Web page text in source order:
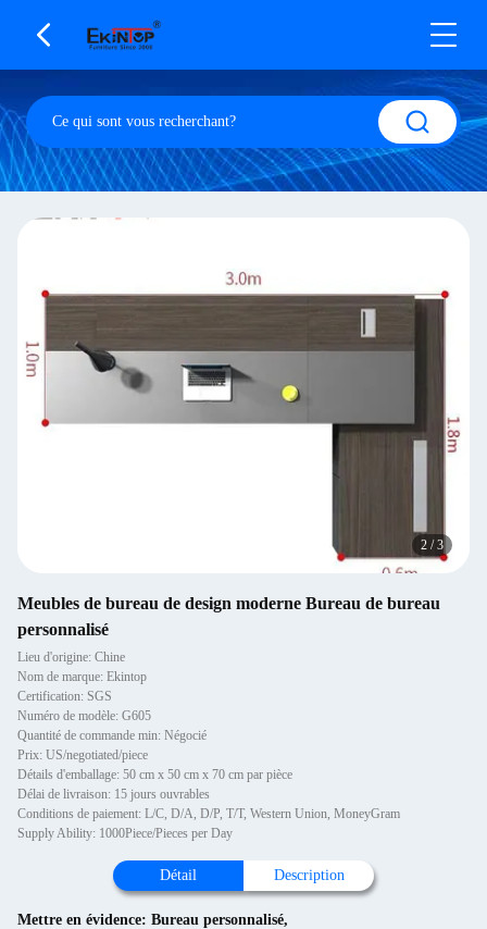
2 /3
Meubles de bureau de design moderne Bureau de bureau
personnalisé
Lieu d'origine: Chine
Nom de marque: Ekintop
Certification: SGS
Numéro de modèle: G605
Quantité de commande min: Négocié
Prix: US/negotiated/piece
Détails d'emballage: 50 cm x 50 cm x 70 cm par pièce
Délai de livraison: 15 jours ouvrables
Conditions de paiement: L/C, D/A, D/P, T/T, Western Union, MoneyGram
Supply Ability: 1000Piece/Pieces per Day
Détail Description
Mettre en évidence: Bureau personnalisé,